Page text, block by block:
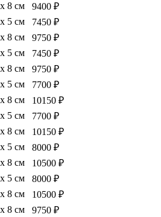
8 см
9400 ₽
5 см
7450 ₽
8 см
9750 ₽
5 см
7450 ₽
8 см
9750 ₽
5 см
7700 ₽
8 см
10150 ₽
5 см
7700 ₽
8 см
10150 ₽
5 см
8000 ₽
8 см
10500 ₽
5 см
8000 ₽
8 см
10500 ₽
8 см
9750 ₽